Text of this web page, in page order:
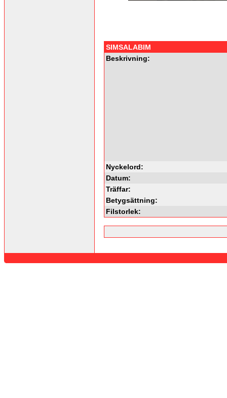
SIMSALABIM
Beskrivning:
Nyckelord:
Datum:
Träffar:
Betygsättning:
Filstorlek: